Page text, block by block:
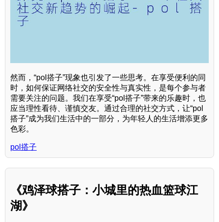
然而，“pol搭子”现象也引发了一些思考。在享受便利的同
时，如何保证网络社交的安全性与真实性，是每个参与者
需要关注的问题。我们在享受“pol搭子”带来的乐趣时，也
应当理性看待、谨慎交友。通过合理的社交方式，让“pol
搭子”成为我们生活中的一部分，为年轻人的生活增添更多
色彩。
pol搭子
《鸡泽球搭子：小城里的热血篮球江
湖》